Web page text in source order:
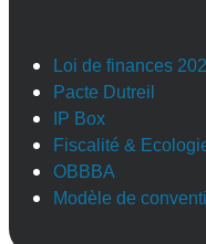
Loi de finances
Pacte Dutreil
IP Box
Fiscalité &
OBBBA
Modèle de